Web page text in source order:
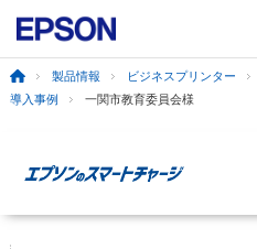
製品情報 ビジネスプリンター
導入事例
一関市教育委員会様